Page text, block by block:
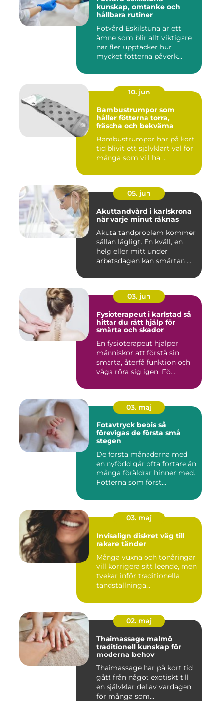
kunskap, omtanke och
hållbara rutiner
Fotvård Eskilstuna är ett
ämne som blir allt viktigare
när fler upptäcker hur
mycket fötterna påverk...
10. jun
Bambustrumpor som
håller fötterna torra,
fräscha och bekväma
Bambustrumpor har på kort
tid blivit ett självklart val för
många som vill ha ...
05. jun
Akuttandvård i karlskrona
när varje minut räknas
Akuta tandproblem kommer
sällan lägligt. En kväll, en
helg eller mitt under
arbetsdagen kan smärtan ...
03. jun
Fysioterapeut i karlstad så
hittar du rätt hjälp för
smärta och skador
En fysioterapeut hjälper
människor att förstå sin
smärta, återfå funktion och
våga röra sig igen. Fö...
03. maj
Fotavtryck bebis så
förevigas de första små
stegen
De första månaderna med
en nyfödd går ofta fortare än
många föräldrar hinner med.
Fötterna som först...
03. maj
Invisalign diskret väg till
rakare tänder
Många vuxna och tonåringar
vill korrigera sitt leende, men
tvekar inför traditionella
tandställninga...
02. maj
Thaimassage malmö
traditionell kunskap för
moderna behov
Thaimassage har på kort tid
gått från något exotiskt till
en självklar del av vardagen
för många som...